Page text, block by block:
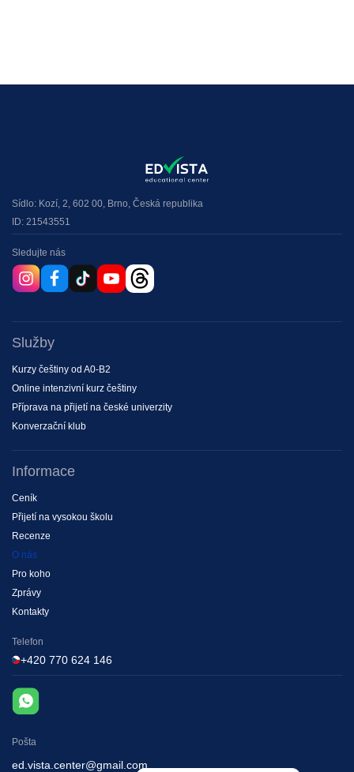
Sídlo: Kozí, 2, 602 00, Brno, Česká republika
ID: 21543551
Sledujte nás
Služby
Kurzy češtiny od A0-B2
Online intenzivní kurz češtiny
Příprava na přijetí na české univerzity
Konverzační klub
Informace
Ceník
Рřijetí na vysokou školu
Recenze
O nás
Pro koho
Zprávy
Kontakty
Telefon
+420 770 624 146
Pošta
ed.vista.center@gmail.com